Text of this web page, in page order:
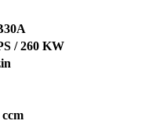
/ 260 KW
ccm